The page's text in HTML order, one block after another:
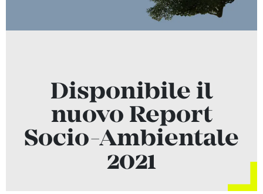
Disponibile il
nuovo Report
Socio-Ambientale
2021